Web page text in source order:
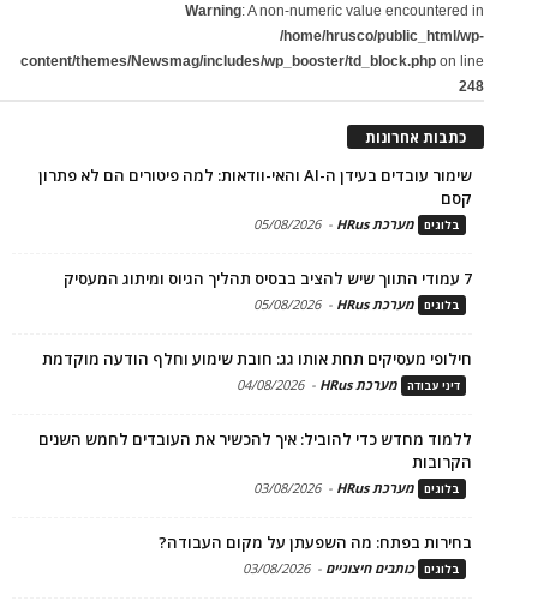
Warning: A non-numeric value encountered in
/home/hrusco/public_html/wp-
content/themes/Newsmag/includes/wp_booster/td_block.php on line
248
כתבות אחרונות
שימור עובדים בעידן ה-AI והאי-וודאות: למה פיטורים הם לא פתרון
קסם
בלוגים מערכת HRus -
05/08/2026
7 עמודי התווך שיש להציב בבסיס תהליך הגיוס ומיתוג המעסיק
בלוגים מערכת HRus -
05/08/2026
חילופי מעסיקים תחת אותו גג: חובת שימוע וחלף הודעה מוקדמת
דיני עבודה מערכת HRus -
04/08/2026
ללמוד מחדש כדי להוביל: איך להכשיר את העובדים לחמש השנים
הקרובות
בלוגים מערכת HRus -
03/08/2026
בחירות בפתח: מה השפעתן על מקום העבודה?
בלוגים כותבים חיצוניים -
03/08/2026